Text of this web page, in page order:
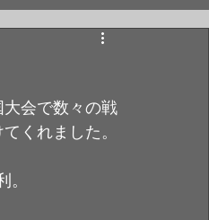
会で数々の戦
くれました。